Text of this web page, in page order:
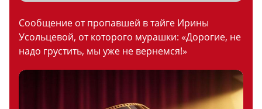
Сообщение от пропавшей в тайге Ирины
Усольцевой, от которого мурашки: «Дорогие, не
надо грустить, мы уже не вернемся!»